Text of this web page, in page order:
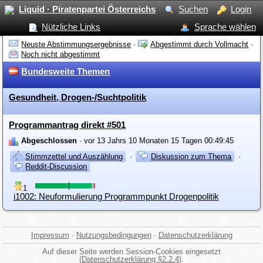
Liquid · Piratenpartei Österreichs Suchen
Login
Nützliche Links
Sprache wählen
Neuste Abstimmungsergebnisse · Abgestimmt durch Vollmacht ·
Noch nicht abgestimmt
Bundesweite Themen
Gesundheit, Drogen-/Suchtpolitik
Programmantrag direkt #501
Abgeschlossen · vor 13 Jahrs 10 Monaten 15 Tagen 00:49:45
Stimmzettel und Auszählung
· Diskussion zum Thema
·
Reddit-Discussion
1
i1002: Neuformulierung Programmpunkt Drogenpolitik
Impressum · Nutzungsbedingungen· Datenschutzerklärung
Auf dieser Seite werden Session-Cookies eingesetzt
(Datenschutzerklärung §2.2.4).